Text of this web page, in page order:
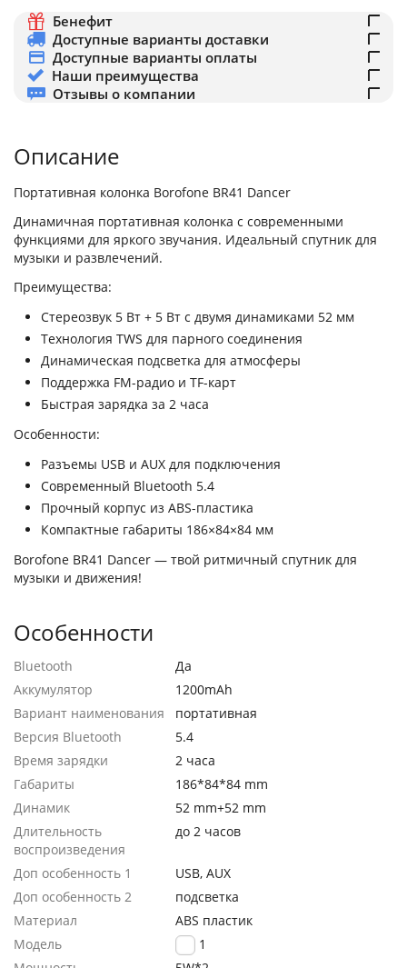
Бенефит
Доступные варианты доставки
Доступные варианты оплаты
Наши преимущества
Отзывы о компании
Описание
Портативная колонка Borofone BR41 Dancer
Динамичная портативная колонка с современными
функциями для яркого звучания. Идеальный спутник для
музыки и развлечений.
Преимущества:
Стереозвук 5 Вт + 5 Вт с двумя динамиками 52 мм
Технология TWS для парного соединения
Динамическая подсветка для атмосферы
Поддержка FM-радио и TF-карт
Быстрая зарядка за 2 часа
Особенности:
Разъемы USB и AUX для подключения
Современный Bluetooth 5.4
Прочный корпус из ABS-пластика
Компактные габариты 186×84×84 мм
Borofone BR41 Dancer — твой ритмичный спутник для
музыки и движения!
Особенности
Bluetooth
Да
Аккумулятор
1200mAh
Вариант наименования
портативная
Версия Bluetooth
5.4
Время зарядки
2 часа
Габариты
186*84*84 mm
Динамик
52 mm+52 mm
Длительность
воспроизведения
до 2 часов
Доп особенность 1
USB, AUX
Доп особенность 2
подсветка
Материал
ABS пластик
Модель
BR41